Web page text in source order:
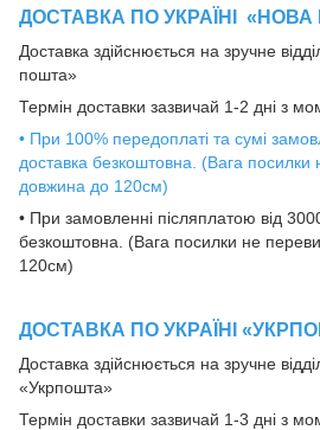
ДОСТАВКА ПО УКРАЇНІ «НОВА
Доставка здійснюється на зручне
пошта»
Термін доставки зазвичай 1-2 дні з
• При 100% передоплаті та сумі
доставка безкоштовна. (Вага посилки
довжина до 120см)
• При замовленні післяплатою від
безкоштовна. (Вага посилки не
120см)
ДОСТАВКА ПО УКРАЇНІ
Доставка здійснюється на зручне
«Укрпошта»
Термін доставки зазвичай 1-3 дні з